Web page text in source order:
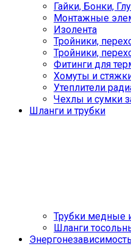
Гайки, Бонки,
Монтажные
Изолента
Тройники,
Тройники,
Фитинги для
Хомуты и
Утеплители
Чехлы и сумки
Шланги и трубки
Трубки медные
Шланги
Энергонезависимость